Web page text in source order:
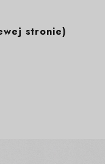
stronie)